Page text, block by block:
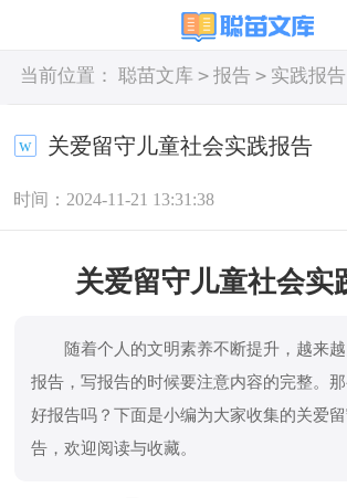
当前位置： 聪苗文库 > 报告 > 实践报告
关爱留守儿童社会实践报告
时间：2024-11-21 13:31:38
关爱留守儿童社会实
随着个人的文明素养不断提升，越来越
报告，写报告的时候要注意内容的完整。
好报告吗？下面是小编为大家收集的关爱
告，欢迎阅读与收藏。